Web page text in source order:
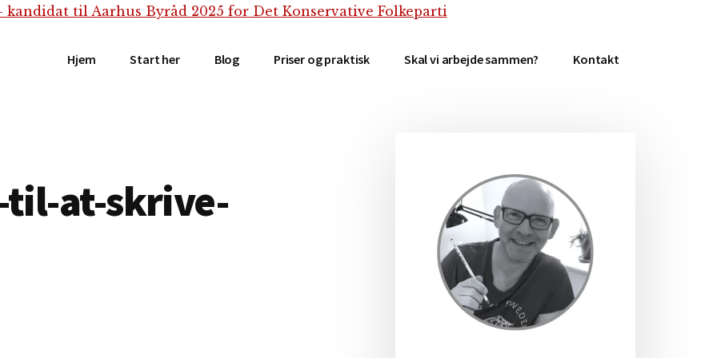
Hjem Start her Blog Priser og praktisk Skal vi arbejde sammen? Kontakt
at-skrive-
Primær
Sidebar